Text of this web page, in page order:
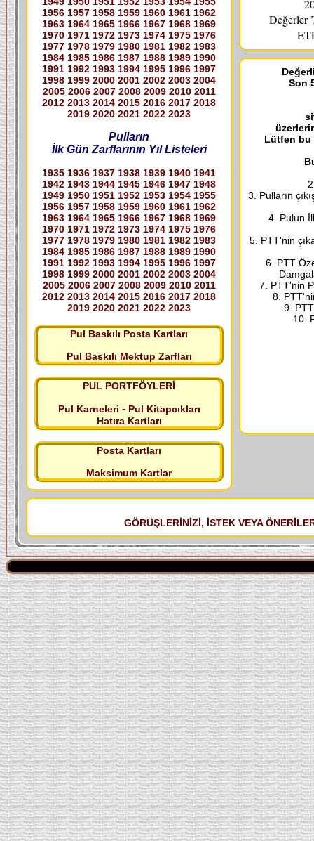
1956 1957 1958 1959 1960 1961 1962
1963 1964 1965 1966 1967 1968 1969
1970 1971 1972 1973 1974 1975 1976
1977 1978 1979 1980 1981 1982 1983
1984 1985 1986 1987 1988 1989 1990
1991 1992 1993 1994 1995 1996 1997
1998 1999 2000 2001 2002 2003 2004
2005 2006 2007 2008 2009 2010 2011
2012 2013 2014 2015 2016 2017 2018
2019 2020 2021 2022 2023
Pulların
İlk Gün Zarflarının Yıl Listeleri
1935 1936 1937 1938 1939 1940 1941
1942 1943 1944 1945 1946 1947 1948
1949 1950 1951 1952 1953 1954 1955
1956 1957 1958 1959 1960 1961 1962
1963 1964 1965 1966 1967 1968 1969
1970 1971 1972 1973 1974 1975 1976
1977 1978 1979 1980 1981 1982 1983
1984 1985 1986 1987 1988 1989 1990
1991 1992 1993 1994 1995 1996 1997
1998 1999 2000 2001 2002 2003 2004
2005 2006 2007 2008 2009 2010 2011
2012 2013 2014 2015 2016 2017 2018
2019 2020 2021 2022 2023
Pul Baskılı Posta Kartları
Pul Baskılı Mektup Zarfları
PUL PORTFÖYLERİ
Pul Karneleri - Pul Kitapcıkları
Hatıra Kartları
Posta Kartları
Maksimum Kartlar
Değerler
Son
Lütfen bu
3. Pulların
4. Pulun
5. PTT'nin
6. PTT
7. PTT'nin
8.
9.
10.
GÖRÜŞLERİNİZİ, İSTEK VEYA